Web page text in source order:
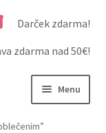
Darček zdarma!
zdarma nad 50€!
Menu